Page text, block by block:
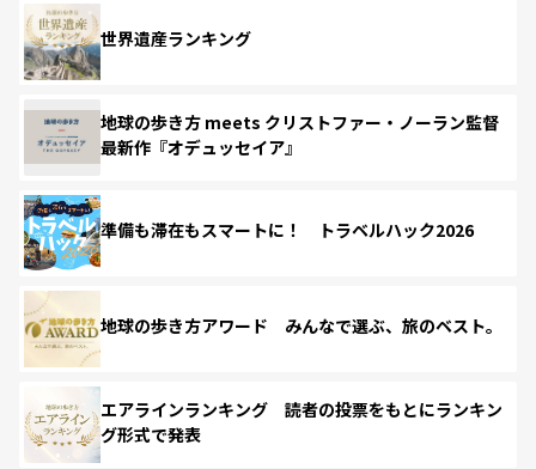
世界遺産ランキング
地球の歩き方 meets クリストファー・ノーラン監督
最新作『オデュッセイア』
準備も滞在もスマートに！ トラベルハック2026
地球の歩き方アワード みんなで選ぶ、旅のベスト。
エアラインランキング 読者の投票をもとにランキン
グ形式で発表